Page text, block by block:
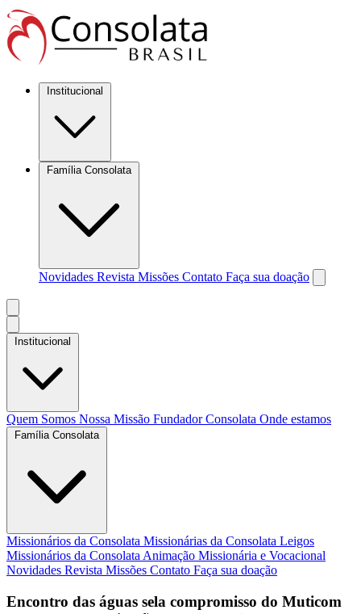
Institucional
Família Consolata
Novidades Revista Missões Contato Faça sua doação
Institucional
Quem Somos Nossa Missão FundadorConsolata Onde estamos
Família Consolata
Missionários da Consolata Missionárias da Consolata Leigos
Missionários da Consolata Animação Missionária e Vocacional
Novidades Revista Missões Contato Faça sua doação
Encontro das águas sela compromisso do Muticom